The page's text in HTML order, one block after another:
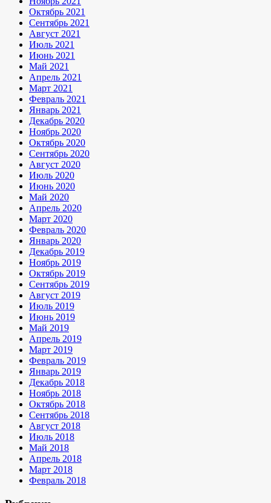
Октябрь 2021
Сентябрь 2021
Август 2021
Июль 2021
Июнь 2021
Май 2021
Апрель 2021
Март 2021
Февраль 2021
Январь 2021
Декабрь 2020
Ноябрь 2020
Октябрь 2020
Сентябрь 2020
Август 2020
Июль 2020
Июнь 2020
Май 2020
Апрель 2020
Март 2020
Февраль 2020
Январь 2020
Декабрь 2019
Ноябрь 2019
Октябрь 2019
Сентябрь 2019
Август 2019
Июль 2019
Июнь 2019
Май 2019
Апрель 2019
Март 2019
Февраль 2019
Январь 2019
Декабрь 2018
Ноябрь 2018
Октябрь 2018
Сентябрь 2018
Август 2018
Июль 2018
Май 2018
Апрель 2018
Март 2018
Февраль 2018